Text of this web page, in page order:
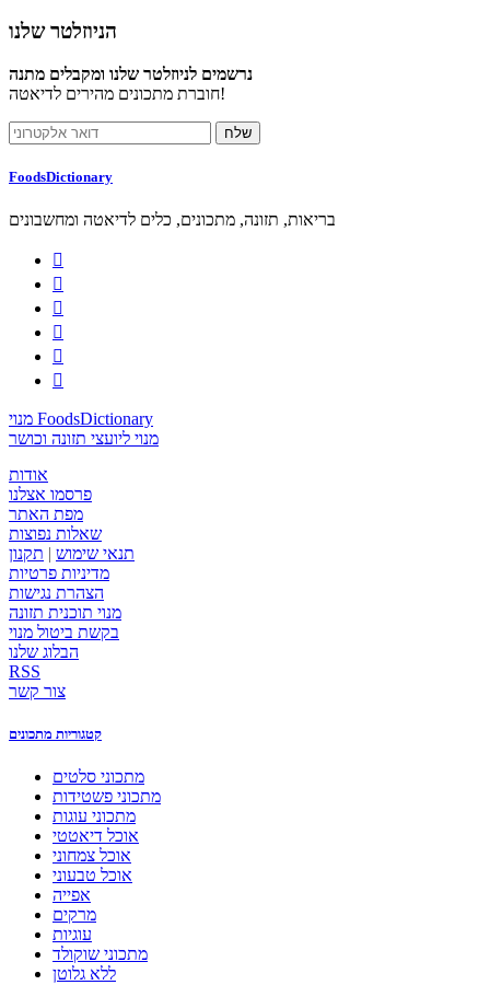
הניוזלטר שלנו
נרשמים לניוזלטר שלנו ומקבלים מתנה
חוברת מתכונים מהירים לדיאטה!
FoodsDictionary
בריאות, תזונה, מתכונים, כלים לדיאטה ומחשבונים






מנוי FoodsDictionary
מנוי ליועצי תזונה וכושר
אודות
פרסמו אצלנו
מפת האתר
שאלות נפוצות
תנאי שימוש | תקנון
מדיניות פרטיות
הצהרת נגישות
מנוי תוכנית תזונה
בקשת ביטול מנוי
הבלוג שלנו
RSS
צור קשר
קטגוריות מתכונים
מתכוני סלטים
מתכוני פשטידות
מתכוני עוגות
אוכל דיאטטי
אוכל צמחוני
אוכל טבעוני
אפייה
מרקים
עוגיות
מתכוני שוקולד
ללא גלוטן